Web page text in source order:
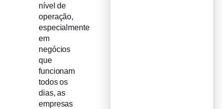
nível de
operação,
especialmente
em
negócios
que
funcionam
todos os
dias, as
empresas